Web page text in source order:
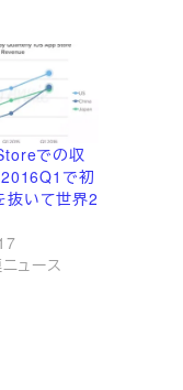
での収
2016Q1で初
抜いて世界2
ュース